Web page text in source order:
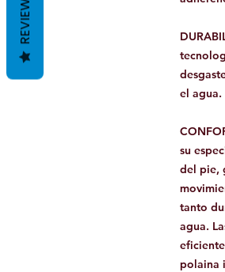
el agua.
su
del pie,
tanto
agua.
polaina
REVIEWS